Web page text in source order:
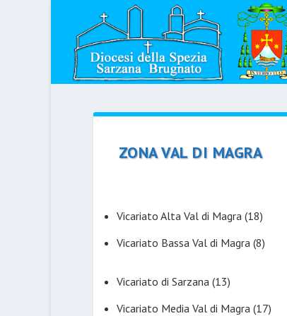
ZONA VAL DI MAGRA
Vicariato Alta Val di Magra (18)
Vicariato Bassa Val di Magra (8)
Vicariato di Sarzana (13)
Vicariato Media Val di Magra (17)